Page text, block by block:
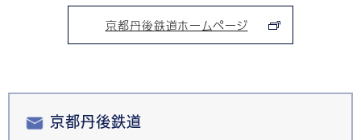
京都丹後鉄道ホームページ
京都丹後鉄道